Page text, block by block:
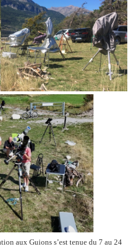
aux Guions s’est tenue du 7 au 24